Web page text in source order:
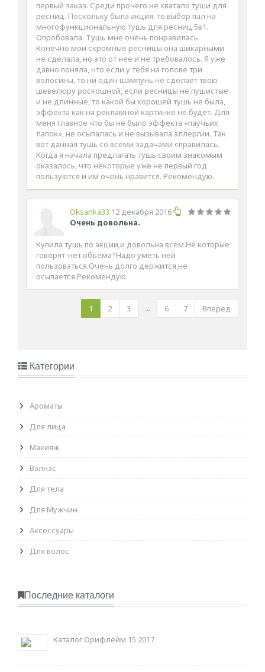
первый заказ. Среди прочего не хватало туши для
ресниц. Поскольку была акция, то выбор пал на
многофункциональную тушь для ресниц 5в1.
Опробовала. Тушь мне очень понравилась.
Конечно мои скромные ресницы она шикарными
не сделала, но это от нее и не требовалось. Я уже
давно поняла, что если у тебя на голове три
волосины, то ни один шампунь не сделает твою
шевелюру роскошной, если ресницы не пушистые
и не длинные, то какой бы хорошей тушь не была,
эффекта как на рекламной картинке не будет. Для
меня главное что бы не было эффекта «паучьих
лапок», не осыпалась и не вызывала аллергии. Так
вот данная тушь со всеми задачами справилась.
Когда я начала предлагать тушь своим знакомым
оказалось, что некоторые уже не первый год
пользуются и им очень нравится. Рекомендую.
Oksanka33 12 декабря 2016
Очень довольна.
Купила тушь по акции,и довольна всем.Не которые
говорят-нет объёма?Надо уметь ней
пользоваться.Очень долго держится,не
осыпается.Рекомендую.
1 2 3 ... 6 7 Вперед
Категории
Ароматы
Для лица
Макияж
Вэлнэс
Для тела
Для Мужчин
Аксессуары
Для волос
Последние каталоги
Каталог Орифлейм 15 2017